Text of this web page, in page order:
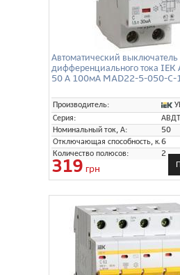
Автоматический выключатель
дифференциального тока IEK
50 А 100мА MAD22-5-050-C-
Производитель:
Серия:
Номинальный ток, А:
50
Отключающая способность, кА:
6
Количество полюсов:
2
319 грн